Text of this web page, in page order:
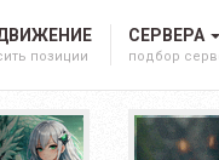
позиции
СЕРВЕРА
подбор